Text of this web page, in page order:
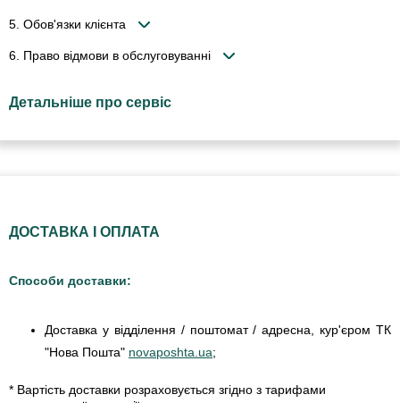
5. Обов'язки клієнта
6. Право відмови в обслуговуванні
Детальніше про сервіс
ДОСТАВКА І ОПЛАТА
Способи доставки:
Доставка у відділення / поштомат / адресна, кур'єром ТК
"Нова Пошта" novaposhta.ua;
* Вартість доставки розраховується згідно з тарифами